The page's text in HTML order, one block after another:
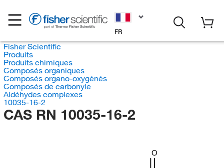
FR
Fisher Scientific
Produits
Produits chimiques
Composés organiques
Composés organo-oxygénés
Composés de carbonyle
Aldéhydes complexes
10035-16-2
CAS RN 10035-16-2
O